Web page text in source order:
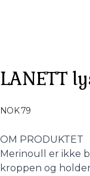
LANETT
NOK 79
Description
OM PRODUKTET
Merinoull er ikke
kroppen og